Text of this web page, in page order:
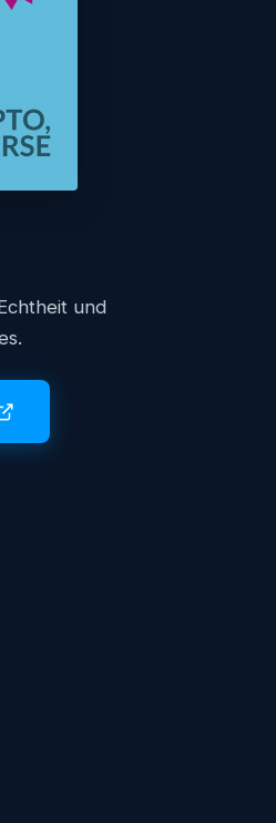
und